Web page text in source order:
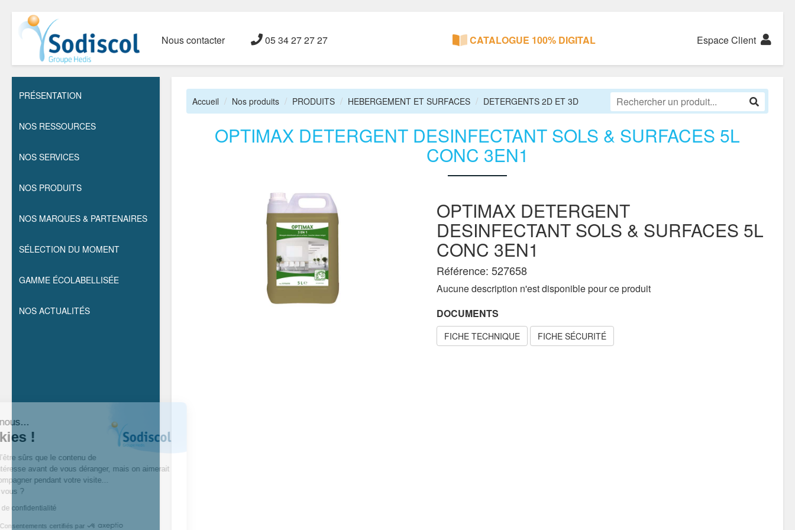
Salut c'est nous...
les cookies !
On a attendu d’être sûrs que le contenu de
ce site vous intéresse avant de vous déranger, mais on aimerait
bien vous accompagner pendant votre visite...
C’est OK pour vous ?
Lire la politique de confidentialité
Consentements certifiés par
Nous contacter 05 34 27 27 27 CATALOGUE 100% DIGITAL Espace Client
PRÉSENTATION
NOS RESSOURCES
NOS SERVICES
NOS PRODUITS
NOS MARQUES & PARTENAIRES
SÉLECTION DU MOMENT
GAMME ÉCOLABELLISÉE
NOS ACTUALITÉS
Accueil Nos produits PRODUITS HEBERGEMENT ET SURFACES DETERGENTS 2D ET 3D
OPTIMAX DETERGENT DESINFECTANT SOLS & SURFACES 5L
CONC 3EN1
OPTIMAX DETERGENT
DESINFECTANT SOLS & SURFACES 5L
CONC 3EN1
Référence: 527658
Aucune description n'est disponible pour ce produit
DOCUMENTS
FICHE TECHNIQUE FICHE SÉCURITÉ